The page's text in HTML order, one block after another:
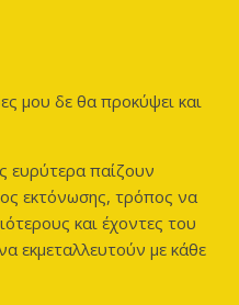
μου δε θα προκύψει και
ευρύτερα παίζουν
εκτόνωσης, τρόπος να
και έχοντες του
εκμεταλλευτούν με κάθε